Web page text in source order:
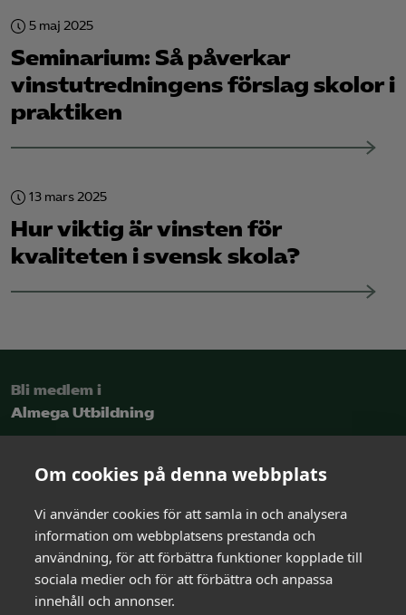
Om cookies på denna webbplats
Vi använder cookies för att samla in och analysera
information om webbplatsens prestanda och
användning, för att förbättra funktioner kopplade till
sociala medier och för att förbättra och anpassa
innehåll och annonser.
5 maj 2025
Seminarium: Så påverkar
vinstutredningens förslag skolor i
praktiken
13 mars 2025
Hur viktig är vinsten för
kvaliteten i svensk skola?
Bli medlem i
Almega Utbildning
Kontakt
och rådgivning
Kontakta oss